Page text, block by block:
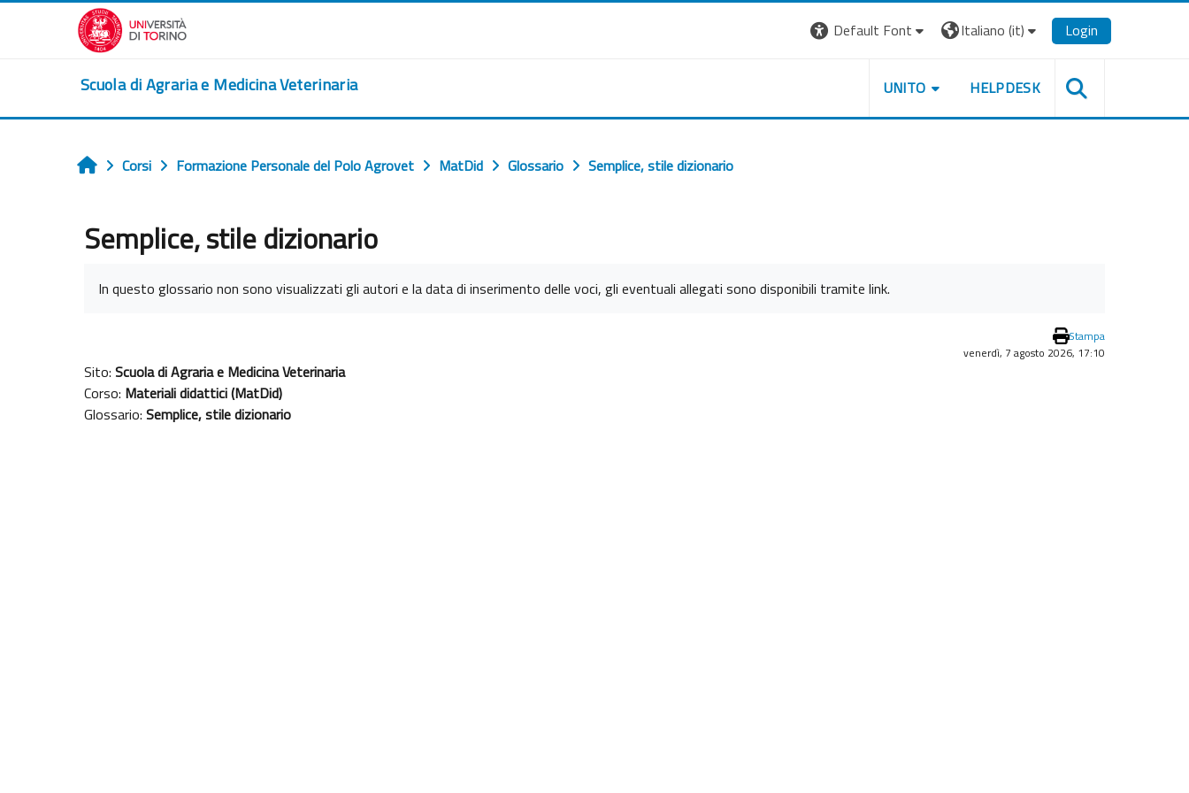
Vai al contenuto principale
Default Font
Italiano ‎(it)‎ Login
Scuola di Agraria e Medicina Veterinaria UNITO HELPDESK
Home
Corsi Formazione Personale del Polo Agrovet MatDid Glossario Semplice, stile dizionario
Semplice, stile dizionario
In questo glossario non sono visualizzati gli autori e la data di inserimento delle voci, gli eventuali allegati sono disponibili tramite link.
Stampa
venerdì, 7 agosto 2026, 17:10
Sito: Scuola di Agraria e Medicina Veterinaria
Corso: Materiali didattici (MatDid)
Glossario: Semplice, stile dizionario